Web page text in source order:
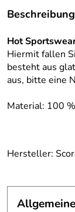
Beschreibung
Hot
Hiermit fallen
besteht aus
aus, bitte eine
Material: 100
Hersteller: